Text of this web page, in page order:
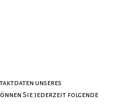
unseres
Sie jederzeit folgende